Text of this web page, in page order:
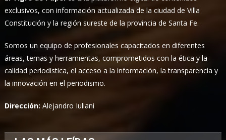
exclusivos, con información actualizada de la ciudad de Villa
Constitución y la región sureste de la provincia de Santa Fe.
Somos un equipo de profesionales capacitados en diferentes
áreas, temas y herramientas, comprometidos con la ética y la
calidad periodística, el acceso a la información, la transparencia y
la innovación en el periodismo.
Dirección:Alejandro Iuliani